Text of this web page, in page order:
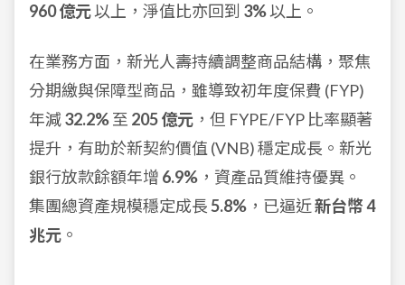
960 億元以上，淨值比亦回到 3%以上。
在業務方面，新光人壽持續調整商品結構，聚焦
分期繳與保障型商品，雖導致初年度保費 (FYP)
年減32.2%至 205 億元 ，但 FYPE/FYP 比率顯著
提升，有助於新契約價值 (VNB) 穩定成長。新光
銀行放款餘額年增 6.9% ，資產品質維持優異。
集團總資產規模穩定成長5.8% ，已逼近新台幣 4
兆元 。